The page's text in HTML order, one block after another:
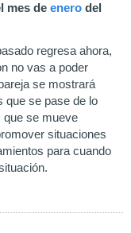
mes de enero del
regresa ahora,
no vas a poder
se mostrará
que se pase de lo
que se mueve
situaciones
para cuando